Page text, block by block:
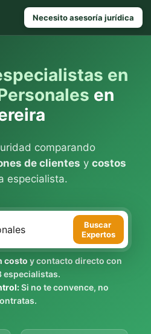
Necesito asesoría jurídica
en
en
comparando
de clientes y costos
especialista.
Buscar
Expertos
costo y contacto directo con
especialistas.
Si no te convence, no